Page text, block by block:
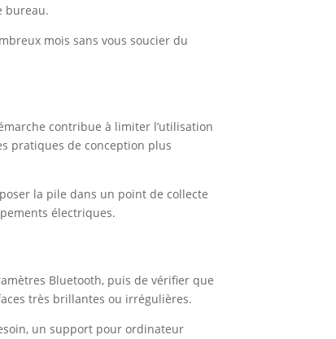
bureau.
mois sans vous soucier du
contribue à limiter l’utilisation
pratiques de conception plus
la pile dans un point de collecte
électriques.
Bluetooth, puis de vérifier que
très brillantes ou irrégulières.
un support pour ordinateur